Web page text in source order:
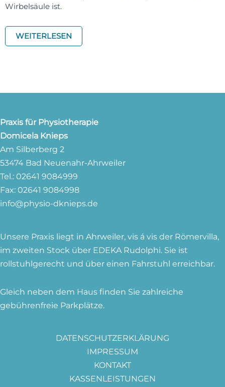
Wirbelsäule ist.
WEITERLESEN
Praxis für Physiotherapie
Domicela Knieps
Am Silberberg 2
53474 Bad Neuenahr-Ahrweiler
Tel.: 02641 9084999
Fax: 02641 9084998
info@physio-dknieps.de
Unsere Praxis liegt in Ahrweiler, vis á vis der Römervilla,
im zweiten Stock über EDEKA Rudolphi. Sie ist
rollstuhlgerecht und über einen Fahrstuhl erreichbar.
Gleich neben dem Haus finden Sie zahlreiche
gebührenfreie Parkplätze.
DATENSCHUTZERKLÄRUNG
IMPRESSUM
KONTAKT
KASSENLEISTUNGEN